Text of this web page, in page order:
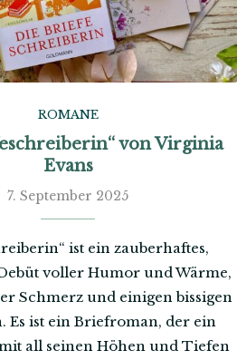
ROMANE
von Virginia
Evans
7. September 2025
ist ein zauberhaftes,
voller Humor und Wärme,
Schmerz und einigen bissigen
Es ist ein Briefroman, der ein
all seinen Höhen und Tiefen